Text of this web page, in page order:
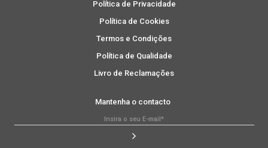
Política de Privacidade
Política de Cookies
Termos e Condições
Política de Qualidade
Livro de Reclamações
Mantenha o contacto